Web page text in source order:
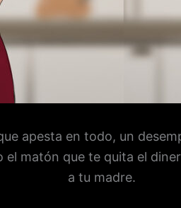
apesta en todo, un
el matón que te quita el
a tu madre.